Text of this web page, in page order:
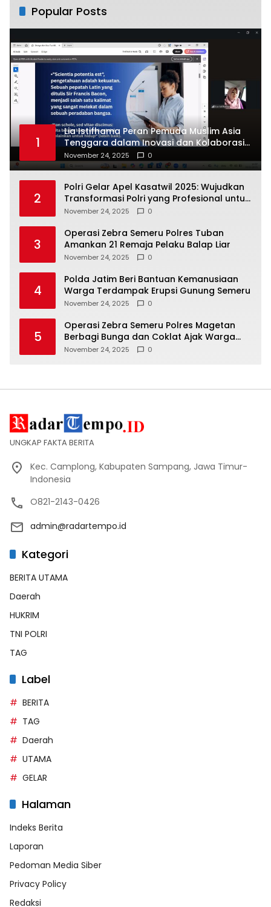
Popular Posts
1
Lia Istifhama Peran Pemuda Muslim Asia
Tenggara dalam Inovasi dan Kolaborasi
Internasional
November 24, 2025 0
2
Polri Gelar Apel Kasatwil 2025: Wujudkan
Transformasi Polri yang Profesional untuk
Masyarakat
November 24, 2025 0
3
Operasi Zebra Semeru Polres Tuban
Amankan 21 Remaja Pelaku Balap Liar
November 24, 2025 0
4
Polda Jatim Beri Bantuan Kemanusiaan
Warga Terdampak Erupsi Gunung Semeru
November 24, 2025 0
5
Operasi Zebra Semeru Polres Magetan
Berbagi Bunga dan Coklat Ajak Warga
Tertib Lalin
November 24, 2025 0
UNGKAP FAKTA BERITA
Kec. Camplong, Kabupaten Sampang, Jawa Timur-
Indonesia
O821-2143-0426
admin@radartempo.id
Kategori
BERITA UTAMA
Daerah
HUKRIM
TNI POLRI
TAG
Label
BERITA
TAG
Daerah
UTAMA
GELAR
Halaman
Indeks Berita
Laporan
Pedoman Media Siber
Privacy Policy
Redaksi